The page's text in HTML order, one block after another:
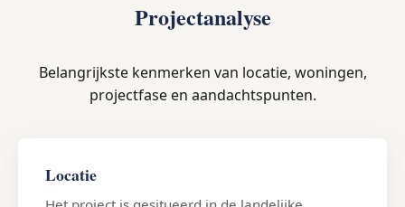
Projectanalyse
Belangrijkste kenmerken van locatie, woningen,
projectfase en aandachtspunten.
Locatie